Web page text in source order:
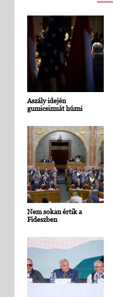
Aszály idején
gumicsizmát húzni
Nem sokan értik a
Fideszben